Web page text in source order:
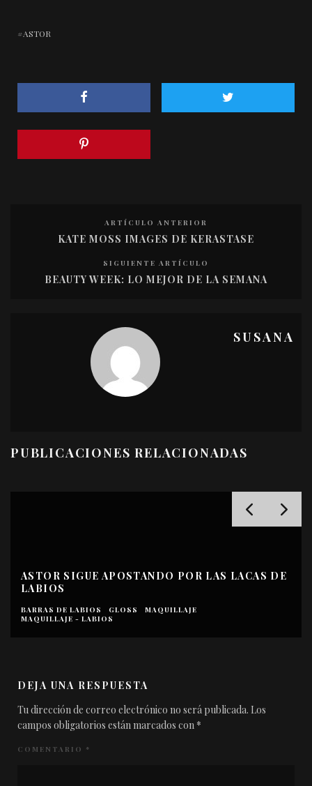
ASTOR
ARTÍCULO ANTERIOR
KATE MOSS IMAGES DE KERASTASE
SIGUIENTE ARTÍCULO
BEAUTY WEEK: LO MEJOR DE LA SEMANA
SUSANA
PUBLICACIONES RELACIONADAS
DE
ESMALTES DE UÑAS
DEJA UNA RESPUESTA
Tu dirección de correo electrónico no será publicada. Los
campos obligatorios están marcados con *
COMENTARIO *